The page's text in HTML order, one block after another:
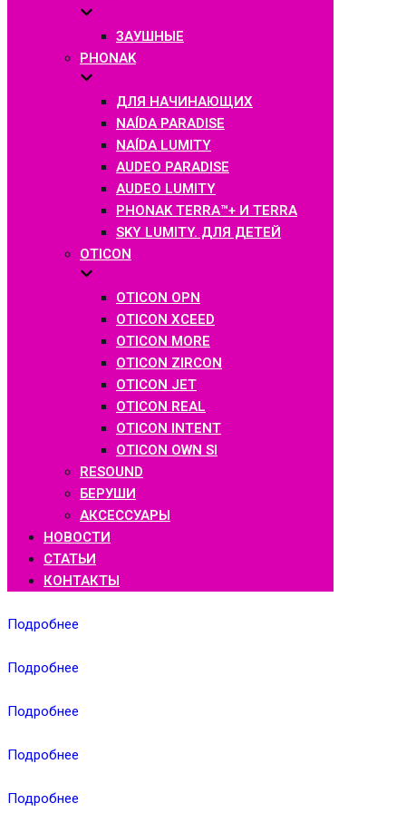
ЗАУШНЫЕ
PHONAK
ДЛЯ НАЧИНАЮЩИХ
NAÍDA PARADISE
NAÍDA LUMITY
AUDEO PARADISE
AUDEO LUMITY
PHONAK TERRA™+ И TERRA
SKY LUMITY. ДЛЯ ДЕТЕЙ
OTICON
OTICON OPN
OTICON XCEED
OTICON MORE
OTICON ZIRCON
OTICON JET
OTICON REAL
OTICON INTENT
OTICON OWN SI
RESOUND
БЕРУШИ
АКСЕССУАРЫ
НОВОСТИ
СТАТЬИ
КОНТАКТЫ
Подробнее
Подробнее
Подробнее
Подробнее
Подробнее